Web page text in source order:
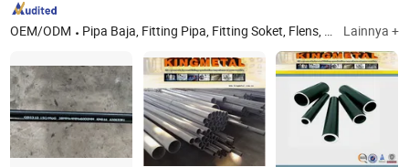
OEM/ODM Pipa Baja, Fitting Pipa, Fitting Soket, Flens, Batang Sudut, Saluran C, Gulungan Baja, Pelat Baja, Katup, Fitting Beralur Lainnya +